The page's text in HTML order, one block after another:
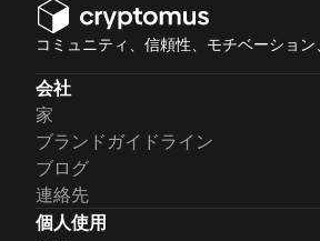
コミュニティ、信頼性、モチベーション
会社
家
ブランドガイドライン
ブログ
連絡先
個人使用